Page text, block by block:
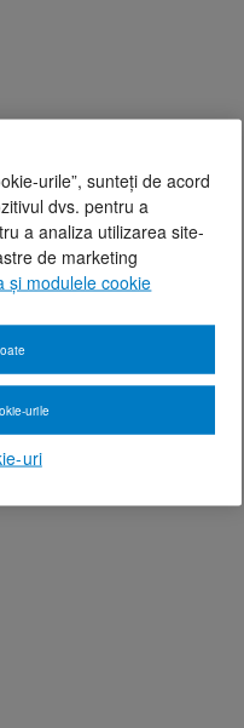
urile”, sunteți de acord
dvs. pentru a
a analiza utilizarea site-
de marketing
și modulele cookie
uri
urile